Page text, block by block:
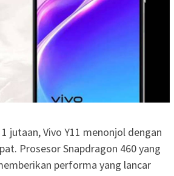
jutaan, Vivo Y11 menonjol dengan
Prosesor Snapdragon 460 yang
performa yang lancar